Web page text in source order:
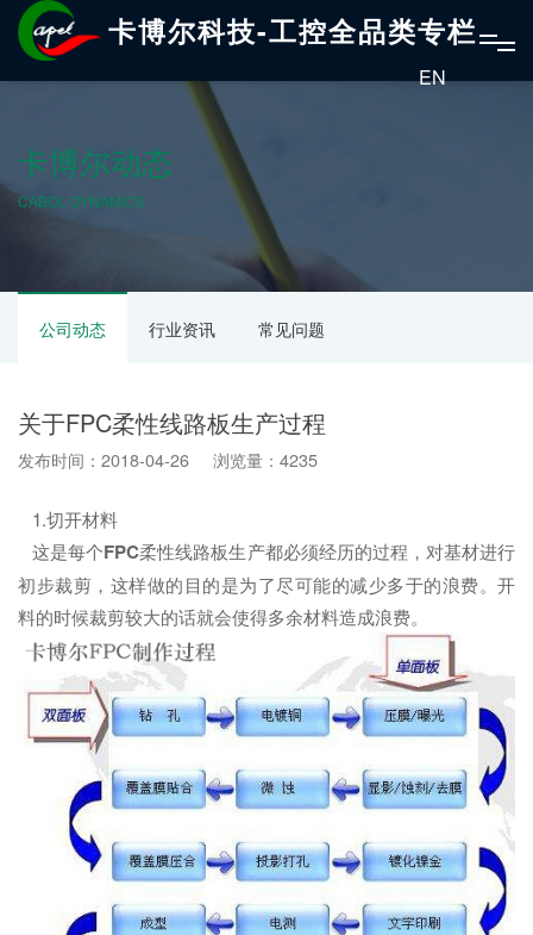
卡博尔科技-工控全品类专栏
EN
卡博尔动态
CABOL DYNAMICS
公司动态 行业资讯 常见问题
关于FPC柔性线路板生产过程
发布时间：2018-04-26 浏览量：4235
1.切开材料
这是每个FPC柔性线路板生产都必须经历的过程，对基材进行
初步裁剪，这样做的目的是为了尽可能的减少多于的浪费。开
料的时候裁剪较大的话就会使得多余材料造成浪费。